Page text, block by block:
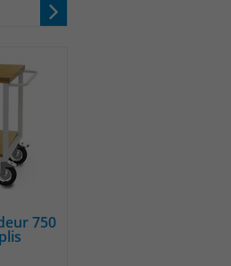
750
wird genutzt um temporär
wird genutzt um temporär
Daten zu speichern